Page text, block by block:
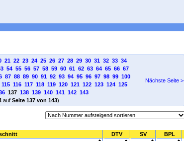
21 22 23 24 25 26 27 28 29 30 31 32 33 34
54 55 56 57 58 59 60 61 62 63 64 65 66 67
87 88 89 90 91 92 93 94 95 96 97 98 99 100
115 116 117 118 119 120 121 122 123 124 125
137 138 139 140 141 142 143
auf Seite 137 von 143)
Nächste Seite >
DTV SV BPL